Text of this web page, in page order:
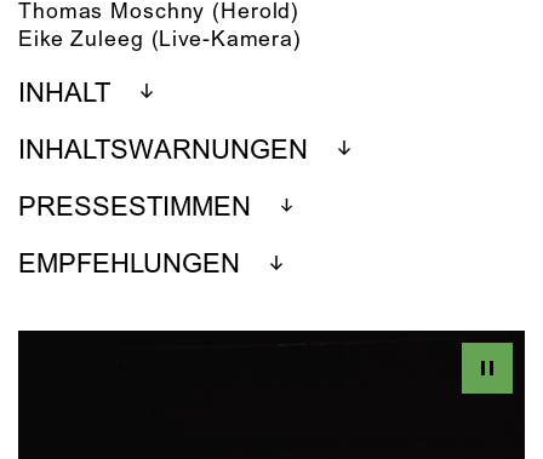
Thomas Moschny (Herold)
Eike Zuleeg (Live-Kamera)
INHALT
INHALTSWARNUNGEN
PRESSESTIMMEN
EMPFEHLUNGEN